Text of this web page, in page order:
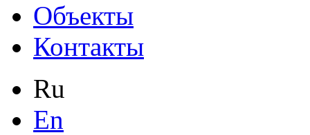
Объекты
Контакты
Ru
En